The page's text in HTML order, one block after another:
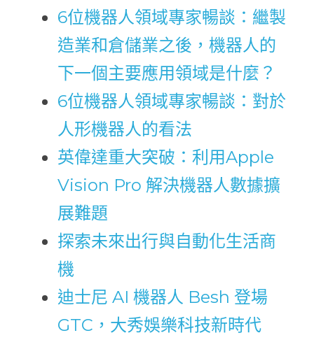
6位機器人領域專家暢談：繼製
造業和倉儲業之後，機器人的
下一個主要應用領域是什麼？
6位機器人領域專家暢談：對於
人形機器人的看法
英偉達重大突破：利用Apple
Vision Pro 解決機器人數據擴
展難題
探索未來出行與自動化生活商
機
迪士尼 AI 機器人 Besh 登場
GTC，大秀娛樂科技新時代